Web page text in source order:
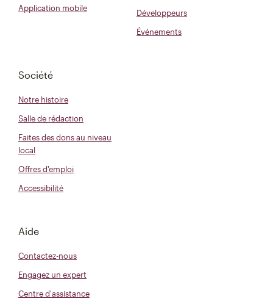
Application mobile
Développeurs
Événements
Société
Notre histoire
Salle de rédaction
Faites des dons au niveau
local
Offres d'emploi
Accessibilité
Aide
Contactez-nous
Engagez un expert
Centre d'assistance